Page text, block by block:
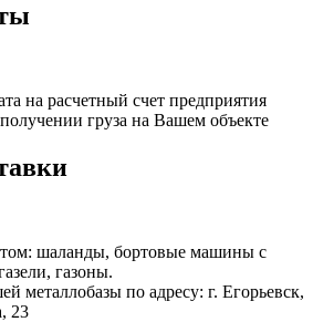
на расчетный счет предприятия
груза на Вашем объекте
шаланды, бортовые машины с
газоны.
металлобазы по адресу: г. Егорьевск,
23